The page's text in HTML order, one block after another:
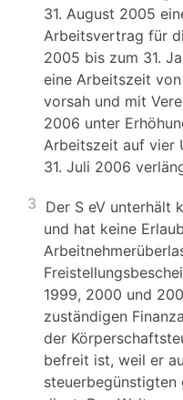
31. August 2005
Arbeitsvertrag für
2005 bis zum 31.
eine Arbeitszeit
vorsah und mit
2006 unter
Arbeitszeit auf vier
31. Juli 2006
3 Der S eV unterhält
und hat keine
1999, 2000 und
zuständigen
der
befreit ist, weil er
steuerbegünstigten